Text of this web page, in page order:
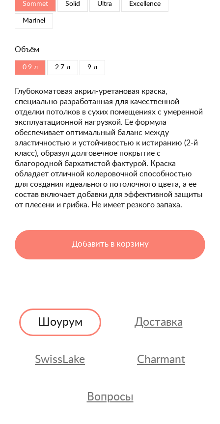
Sommet Solid Ultra Excellence
Marinel
Объём
0.9 л 2.7 л 9 л
Глубокоматовая акрил-уретановая краска,
специально разработанная для качественной
отделки потолков в сухих помещениях с умеренной
эксплуатационной нагрузкой. Её формула
обеспечивает оптимальный баланс между
эластичностью и устойчивостью к истиранию (2-й
класс), образуя долговечное покрытие с
благородной бархатистой фактурой. Краска
обладает отличной колеровочной способностью
для создания идеального потолочного цвета, а её
состав включает добавки для эффективной защиты
от плесени и грибка. Не имеет резкого запаха.
Добавить в корзину
Шоурум Доставка
SwissLake Charmant
Вопросы